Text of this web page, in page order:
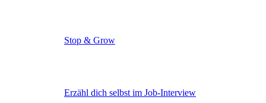
Stop & Grow
Erzähl dich selbst im Job-Interview